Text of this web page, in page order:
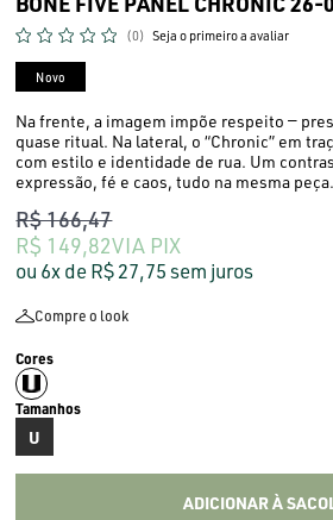
(0) Seja o primeiro a avaliar
Novo
Na frente, a imagem impõe respeito —
quase ritual. Na lateral, o “Chronic” em
com estilo e identidade de rua. Um
expressão, fé e caos, tudo na mesma peça.
R$ 149,82VIA PIX
R$ 166,47
6x R$ 27,75sem juros
Compre o look
U
ADICIONAR À